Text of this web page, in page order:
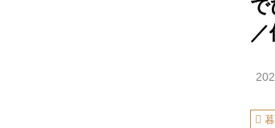
で